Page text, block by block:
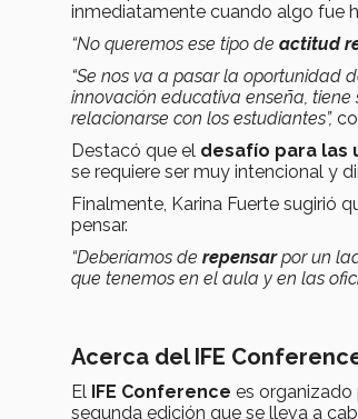
inmediatamente cuando algo fue
“No queremos ese tipo de actitud
“Se nos va a pasar la oportunidad
innovación educativa enseña,
relacionarse con los estudiantes”,
Destacó que el desafío para las
se requiere ser muy intencional y
Finalmente, Karina Fuerte sugirió
pensar.
“Deberíamos de repensarpor un
que tenemos en el aula y en las
Acerca del IFE
El IFE Conference es organizado
segunda edición que se lleva a